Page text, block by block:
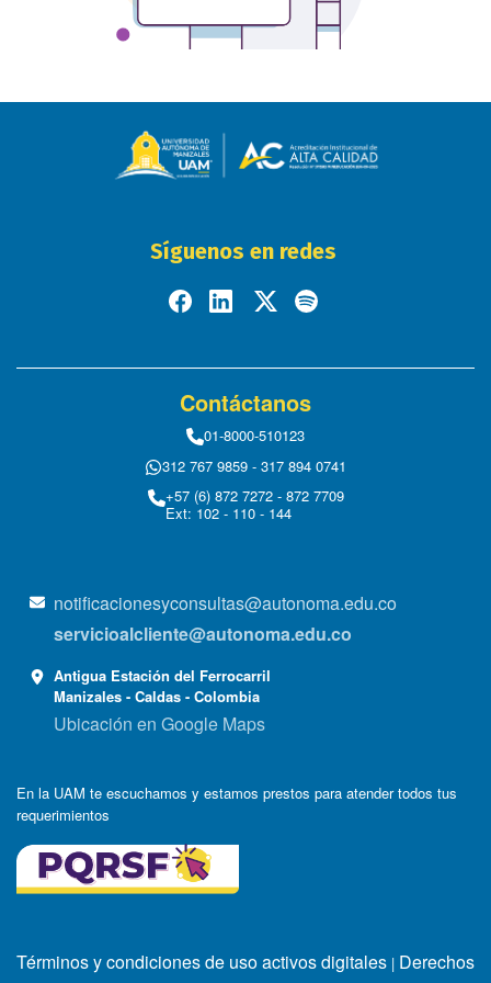
Síguenos en redes
Contáctanos
01-8000-510123
312 767 9859 - 317 894 0741
+57 (6) 872 7272 - 872 7709
Ext: 102 - 110 - 144
notificacionesyconsultas@autonoma.edu.co
servicioalcliente@autonoma.edu.co
Antigua Estación del Ferrocarril
Manizales - Caldas - Colombia
Ubicación en Google Maps
En la UAM te escuchamos y estamos prestos para atender todos tus
requerimientos
Términos y condiciones de uso activos digitales | Derechos